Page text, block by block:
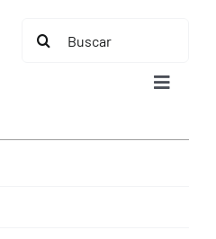
Buscar:
Toggle